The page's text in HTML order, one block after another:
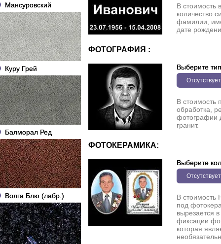
Мансуровский
Куру Грей
Балморал Ред
Волга Блю (лабр.)
В стоимость
количество
фамилии,
дате
ФОТОГРАФИЯ :
Выберите тип
Отсутствует
В стоимость
обработка,
фотографии
гранит.
ФОТОКЕРАМИКА:
Выберите
Отсутствует
В стоимость
под
вырезается
фиксации
которая